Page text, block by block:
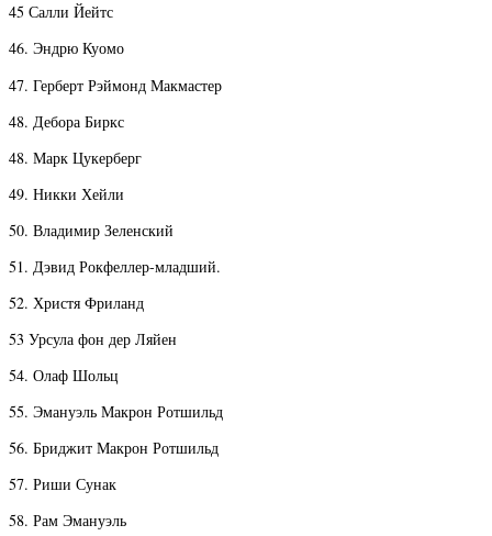
45 Салли Йейтс
46. ​​Эндрю Куомо
47. Герберт Рэймонд Макмастер
48. Дебора Биркс
48. Марк Цукерберг
49. Никки Хейли
50. Владимир Зеленский
51. Дэвид Рокфеллер-младший.
52. Христя Фриланд
53 Урсула фон дер Ляйен
54. Олаф Шольц
55. Эмануэль Макрон Ротшильд
56. Бриджит Макрон Ротшильд
57. Риши Сунак
58. Рам Эмануэль